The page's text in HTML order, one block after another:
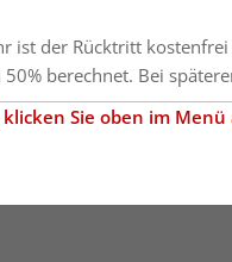
ist der Rücktritt
berechnet. Bei
Sie oben im